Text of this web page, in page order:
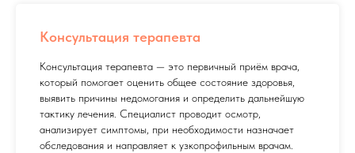
Консультация терапевта
Консультация терапевта — это первичный приём врача,
который помогает оценить общее состояние здоровья,
выявить причины недомогания и определить дальнейшую
тактику лечения. Специалист проводит осмотр,
анализирует симптомы, при необходимости назначает
обследования и направляет к узкопрофильным врачам.